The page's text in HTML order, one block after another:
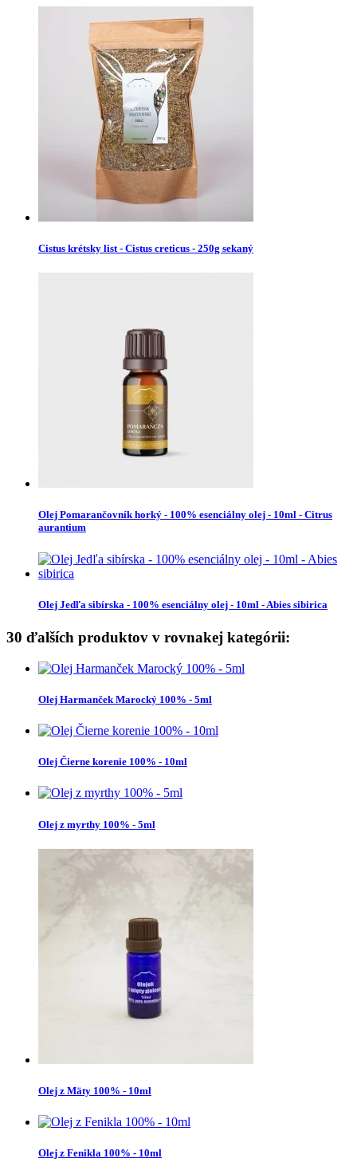
Cistus krétsky list - Cistus creticus - 250g sekaný
Olej Pomarančovník horký - 100% esenciálny olej - 10ml - Citrus
aurantium
Olej Jedľa sibírska - 100% esenciálny olej - 10ml - Abies sibirica
30 ďalších produktov v rovnakej kategórii:
Olej Harmanček Marocký 100% - 5ml
Olej Čierne korenie 100% - 10ml
Olej z myrthy 100% - 5ml
Olej z Mäty 100% - 10ml
Olej z Fenikla 100% - 10ml